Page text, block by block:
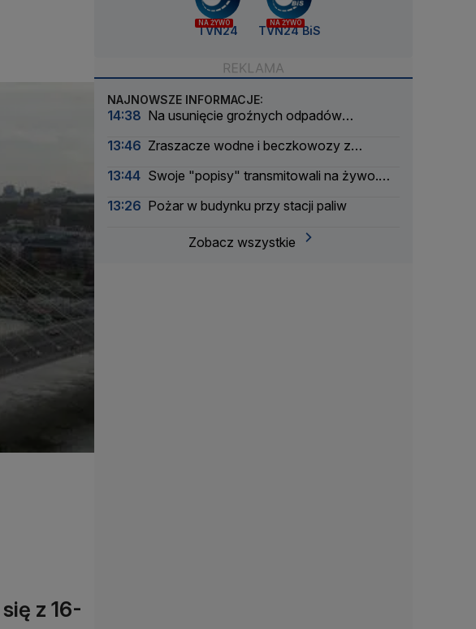
z 16-
NA ŻYWO
TVN24
NA ŻYWO
TVN24 BiS
NAJNOWSZE INFORMACJE:
14:38 Na usunięcie groźnych odpadów
13:46 Zraszacze wodne i beczkowozy z
13:44 Swoje "popisy" transmitowali na żywo.
13:26 Pożar w budynku przy stacji paliw
Zobacz wszystkie